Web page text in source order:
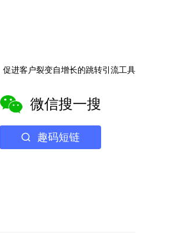
进客户裂变自增长的跳转引流工具
微信搜一搜
趣码短链